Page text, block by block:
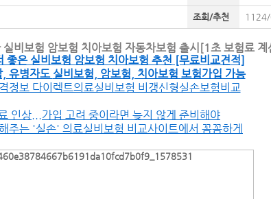
조회/추천
비보험 암보험 치아보험 자동차보험 출시[1초 보험료 계
좋은 실비보험 암보험 치아보험 추천 [무료비교견적]
유병자도 실비보험, 암보험, 치아보험 보험가입 가능
정보 다이렉트의료실비보험 비갱신형실손보험비교
인상...가입 고려 중이라면 늦지 않게 준비해야
주는 '실손' 의료실비보험 비교사이트에서 꼼꼼하게